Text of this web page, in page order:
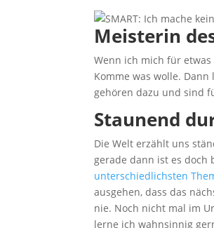
Meisterin
Wenn ich mich für etwas
Komme was wolle.
gehören dazu und sind
Staunend
Die Welt erzählt uns
gerade dann ist es doch
unterschiedlichsten
ausgehen, dass das
nie. Noch nicht mal im
lerne ich wahnsinnig